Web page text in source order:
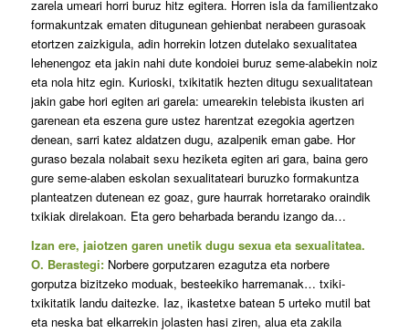
zarela umeari horri buruz hitz egitera. Horren isla da familientzako
formakuntzak ematen ditugunean gehienbat nerabeen gurasoak
etortzen zaizkigula, adin horrekin lotzen dutelako sexualitatea
lehenengoz eta jakin nahi dute kondoiei buruz seme-alabekin noiz
eta nola hitz egin. Kurioski, txikitatik hezten ditugu sexualitatean
jakin gabe hori egiten ari garela: umearekin telebista ikusten ari
garenean eta eszena gure ustez harentzat ezegokia agertzen
denean, sarri katez aldatzen dugu, azalpenik eman gabe. Hor
guraso bezala nolabait sexu heziketa egiten ari gara, baina gero
gure seme-alaben eskolan sexualitateari buruzko formakuntza
planteatzen dutenean ez goaz, gure haurrak horretarako oraindik
txikiak direlakoan. Eta gero beharbada berandu izango da…
Izan ere, jaiotzen garen unetik dugu sexua eta sexualitatea.
O. Berastegi:Norbere gorputzaren ezagutza eta norbere
gorputza bizitzeko moduak, besteekiko harremanak… txiki-
txikitatik landu daitezke. Iaz, ikastetxe batean 5 urteko mutil bat
eta neska bat elkarrekin jolasten hasi ziren, alua eta zakila